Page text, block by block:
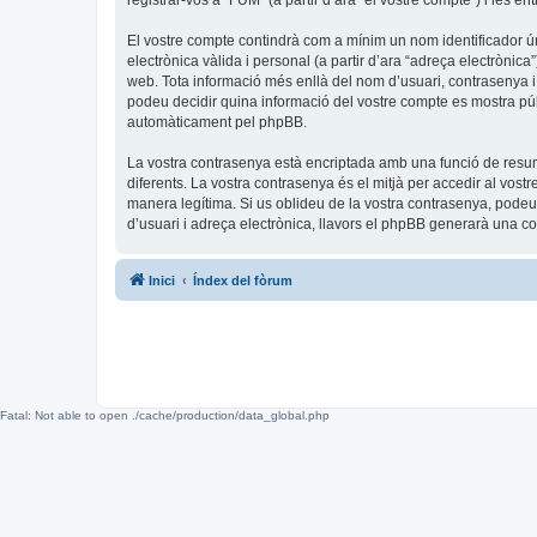
El vostre compte contindrà com a mínim un nom identificador
electrònica vàlida i personal (a partir d’ara “adreça
web. Tota informació més enllà del nom d’usuari,
podeu decidir quina informació del vostre compte es mostra
automàticament pel phpBB.
La vostra contrasenya està encriptada amb una funció de
diferents. La vostra contrasenya és el mitjà per accedir al
manera legítima. Si us oblideu de la vostra contrasenya,
d’usuari i adreça electrònica, llavors el phpBB generarà una
Inici Índex del fòrum
Fatal: Not able to open ./cache/production/data_global.php